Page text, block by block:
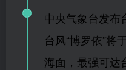
中央气象台发布
台风“博罗依”将
海面，最强可达